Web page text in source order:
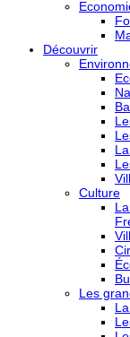
Découvrir
Culture
Les